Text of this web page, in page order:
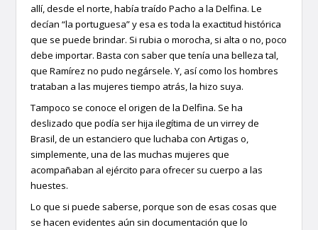
allí, desde el norte, había traído Pacho a la Delfina. Le
decían “la portuguesa” y esa es toda la exactitud histórica
que se puede brindar. Si rubia o morocha, si alta o no, poco
debe importar. Basta con saber que tenía una belleza tal,
que Ramírez no pudo negársele. Y, así como los hombres
trataban a las mujeres tiempo atrás, la hizo suya.
Tampoco se conoce el origen de la Delfina. Se ha
deslizado que podía ser hija ilegítima de un virrey de
Brasil, de un estanciero que luchaba con Artigas o,
simplemente, una de las muchas mujeres que
acompañaban al ejército para ofrecer su cuerpo a las
huestes.
Lo que si puede saberse, porque son de esas cosas que
se hacen evidentes aún sin documentación que lo